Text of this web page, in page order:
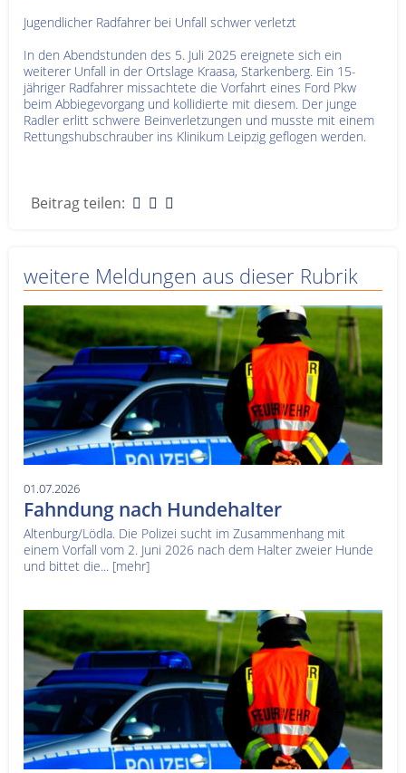
Jugendlicher Radfahrer bei Unfall schwer verletzt
In den Abendstunden des 5. Juli 2025 ereignete sich ein
weiterer Unfall in der Ortslage Kraasa, Starkenberg. Ein 15-
jähriger Radfahrer missachtete die Vorfahrt eines Ford Pkw
beim Abbiegevorgang und kollidierte mit diesem. Der junge
Radler erlitt schwere Beinverletzungen und musste mit einem
Rettungshubschrauber ins Klinikum Leipzig geflogen werden.
Beitrag teilen:
weitere Meldungen aus dieser Rubrik
01.07.2026
Fahndung nach Hundehalter
Altenburg/Lödla. Die Polizei sucht im Zusammenhang mit
einem Vorfall vom 2. Juni 2026 nach dem Halter zweier Hunde
und bittet die... [mehr]